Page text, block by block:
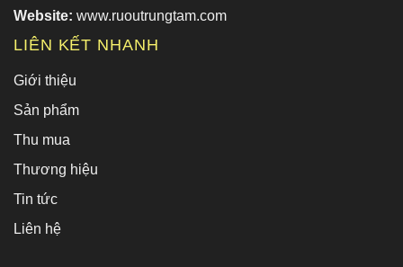
Website: www.ruoutrungtam.com
LIÊN KẾT NHANH
Giới thiệu
Sản phẩm
Thu mua
Thương hiệu
Tin tức
Liên hệ